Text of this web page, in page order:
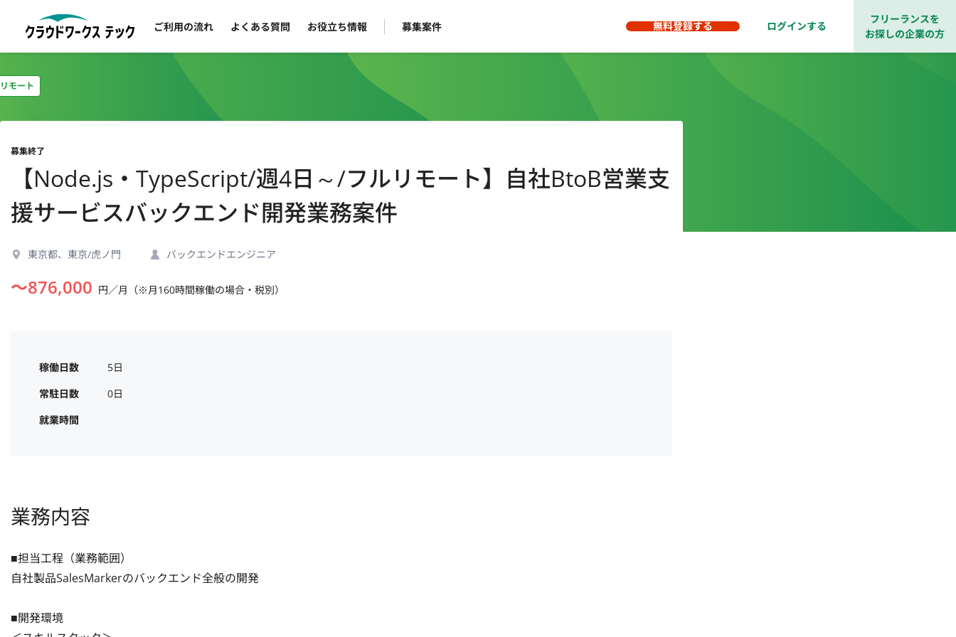
ご利用の流れ よくある質問 お役立ち情報 募集案件 無料登録する ログインする
フリーランスを
お探しの企業の方
モート
募集終了
【Node.js・TypeScript/週4日～/フルリモート】自社BtoB営業支
援サービスバックエンド開発業務案件
東京都、東京/虎ノ門 バックエンドエンジニア
〜876,000 円／月（※月160時間稼働の場合・税別）
稼働日数
5日
常駐日数
0日
就業時間
業務内容
■担当工程（業務範囲）
自社製品SalesMarkerのバックエンド全般の開発
■開発環境